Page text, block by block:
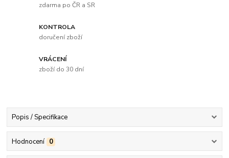
zdarma po ČR a SR
KONTROLA
doručení zboží
VRÁCENÍ
zboží do 30 dní
Popis / Specifikace
Hodnocení 0